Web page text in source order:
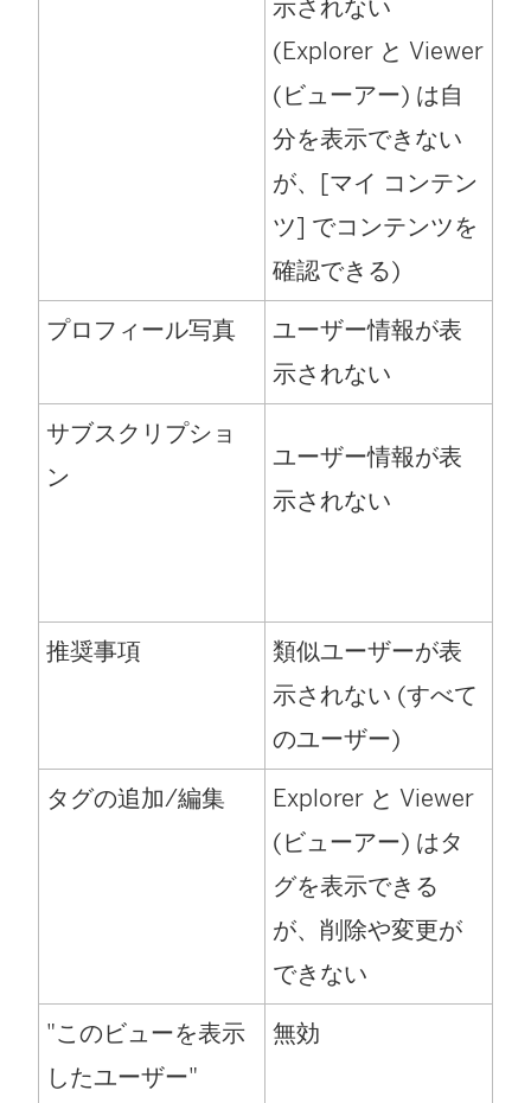
示されない
(Explorer と Viewer
(ビューアー) は自
分を表示できない
が、[マイ コンテン
ツ] でコンテンツを
確認できる)
プロフィール写真
ユーザー情報が表
示されない
サブスクリプショ
ン
ユーザー情報が表
示されない
推奨事項
類似ユーザーが表
示されない (すべて
のユーザー)
タグの追加/編集
Explorer と Viewer
(ビューアー) はタ
グを表示できる
が、削除や変更が
できない
"このビューを表示
したユーザー"
無効